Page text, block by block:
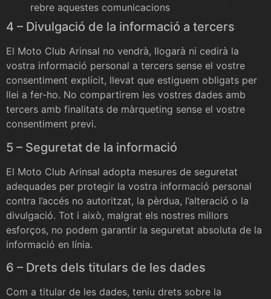
rebre aquestes comunicacions
4 – Divulgació de la informació a tercers
El Moto Club Arinsal no vendrà, llogarà ni cedirà la
vostra informació personal a tercers sense el vostre
consentiment explícit, llevat que estiguem obligats per
llei a fer-ho. No compartirem les vostres dades amb
tercers amb finalitats de màrqueting sense el vostre
consentiment previ.
5 – Seguretat de la informació
El Moto Club Arinsal adopta mesures de seguretat
adequades per protegir la vostra informació personal
contra l’accés no autoritzat, la pèrdua, l’alteració o la
divulgació. Tot i això, malgrat els nostres millors
esforços, no podem garantir la seguretat absoluta de la
informació en línia.
6 – Drets dels titulars de les dades
Com a titular de les dades, teniu drets sobre la